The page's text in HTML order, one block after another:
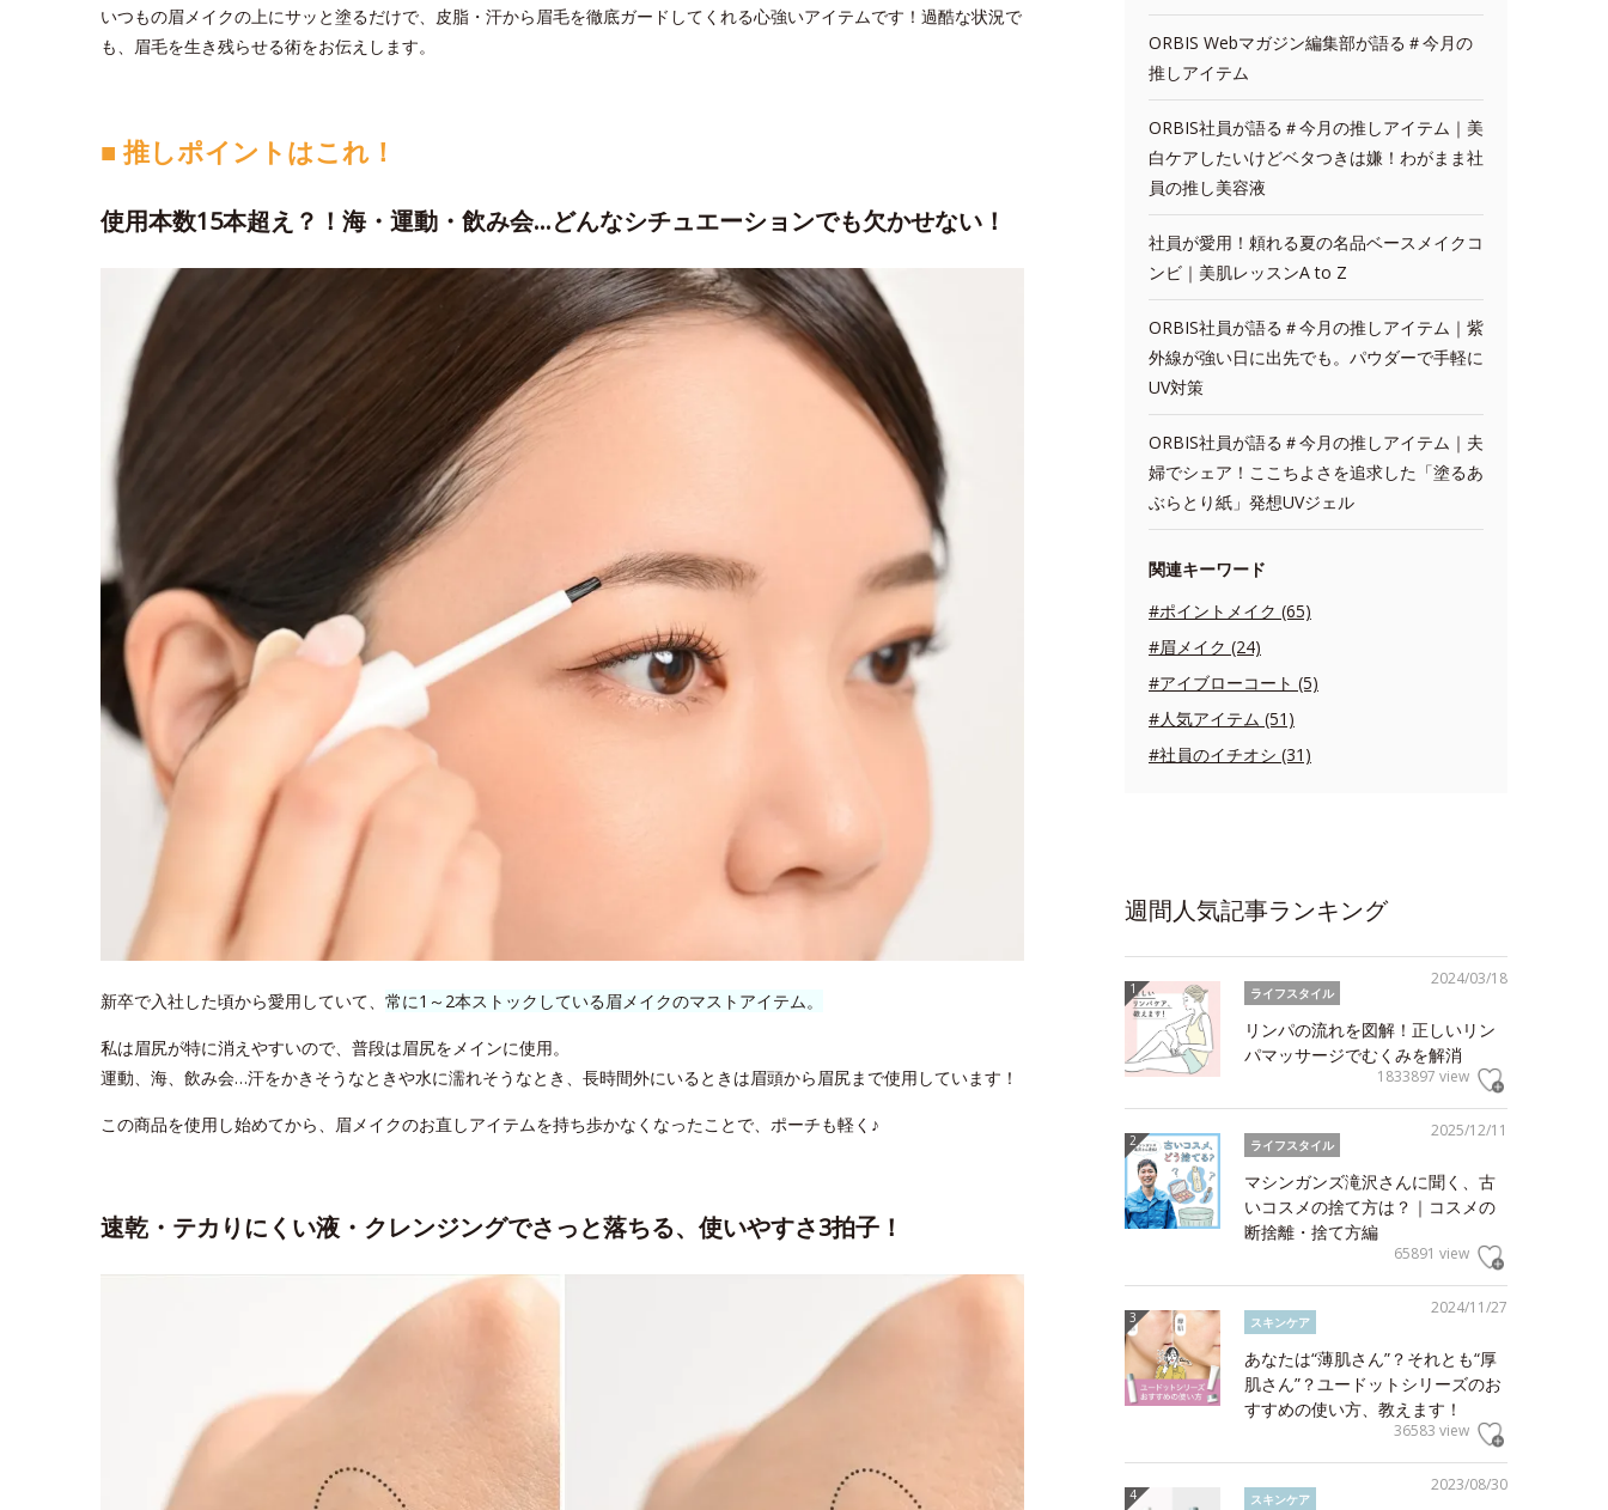
いつもの眉メイクの上にサッと塗るだけで、皮脂・汗から眉毛を徹底ガードしてくれる心強いアイテムです！過酷な状況で
も、眉毛を生き残らせる術をお伝えします。
■ 推しポイントはこれ！
使用本数15本超え？！海・運動・飲み会…どんなシチュエーションでも欠かせない！
新卒で入社した頃から愛用していて、 常に1～2本ストックしている眉メイクのマストアイテム。
私は眉尻が特に消えやすいので、普段は眉尻をメインに使用。
運動、海、飲み会…汗をかきそうなときや水に濡れそうなとき、長時間外にいるときは眉頭から眉尻まで使用しています！
この商品を使用し始めてから、眉メイクのお直しアイテムを持ち歩かなくなったことで、ポーチも軽く♪
速乾・テカりにくい液・クレンジングでさっと落ちる、使いやすさ3拍子！
ORBIS Webマガジン編集部が語る＃今月の
推しアイテム
ORBIS社員が語る＃今月の推しアイテム｜美
白ケアしたいけどベタつきは嫌！わがまま社
員の推し美容液
社員が愛用！頼れる夏の名品ベースメイクコ
ンビ｜美肌レッスンA to Z
ORBIS社員が語る＃今月の推しアイテム｜紫
外線が強い日に出先でも。パウダーで手軽に
UV対策
ORBIS社員が語る＃今月の推しアイテム｜夫
婦でシェア！ここちよさを追求した「塗るあ
ぶらとり紙」発想UVジェル
関連キーワード
#ポイントメイク (65)
#眉メイク (24)
#アイブローコート (5)
#人気アイテム (51)
#社員のイチオシ (31)
週間人気記事ランキング
2024/03/18
ライフスタイル
リンパの流れを図解！正しいリン
パマッサージでむくみを解消
1833897 view
2025/12/11
ライフスタイル
マシンガンズ滝沢さんに聞く、古
いコスメの捨て方は？｜コスメの
断捨離・捨て方編
65891 view
2024/11/27
スキンケア
あなたは“薄肌さん”？それとも“厚
肌さん”？ユードットシリーズのお
すすめの使い方、教えます！
36583 view
2023/08/30
スキンケア